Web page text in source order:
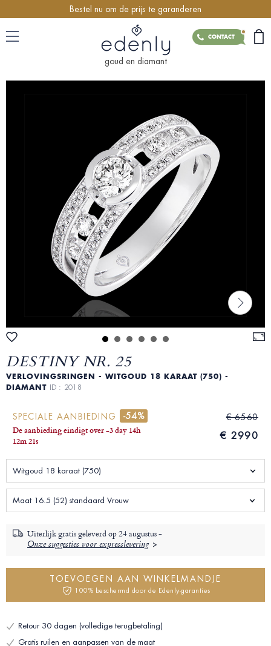
Bestel nu om de prijs te garanderen
CONTACT
goud en diamant
DESTINY NR. 25
VERLOVINGSRINGEN - WITGOUD 18 KARAAT (750) -
DIAMANT ID : 2018
SPECIALE AANBIEDING
-54%
De aanbieding eindigt over-3 day 14h
12m19s
€ 6560
€ 2990
Witgoud 18 karaat (750)
Maat 16.5 (52) standaard Vrouw
Uiterlijk gratis geleverd op24 augustus -
Onze suggesties voor expresslevering
TOEVOEGEN AAN WINKELMANDJE
100% beschermd door de Edenly-garanties
Retour 30 dagen (volledige terugbetaling)
Gratis ruilen en aanpassen van de maat